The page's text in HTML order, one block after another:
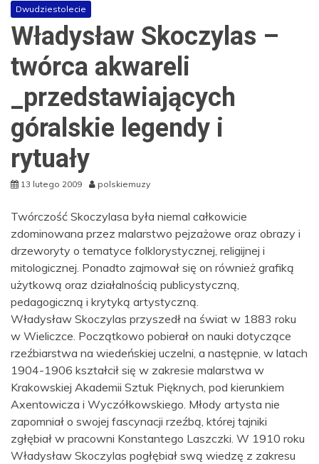
Dwudziestolecie
Władysław Skoczylas –
twórca akwareli
_przedstawiających
góralskie legendy i
rytuały
13 lutego 2009 polskiemuzy
Twórczość Skoczylasa była niemal całkowicie
zdominowana przez malarstwo pejzażowe oraz obrazy i
drzeworyty o tematyce folklorystycznej, religijnej i
mitologicznej. Ponadto zajmował się on również grafiką
użytkową oraz działalnością publicystyczną,
pedagogiczną i krytyką artystyczną.
Władysław Skoczylas przyszedł na świat w 1883 roku
w Wieliczce. Początkowo pobierał on nauki dotyczące
rzeźbiarstwa na wiedeńskiej uczelni, a następnie, w latach
1904-1906 kształcił się w zakresie malarstwa w
Krakowskiej Akademii Sztuk Pięknych, pod kierunkiem
Axentowicza i Wyczółkowskiego. Młody artysta nie
zapomniał o swojej fascynacji rzeźbą, której tajniki
zgłębiał w pracowni Konstantego Laszczki. W 1910 roku
Władysław Skoczylas pogłębiał swą wiedzę z zakresu